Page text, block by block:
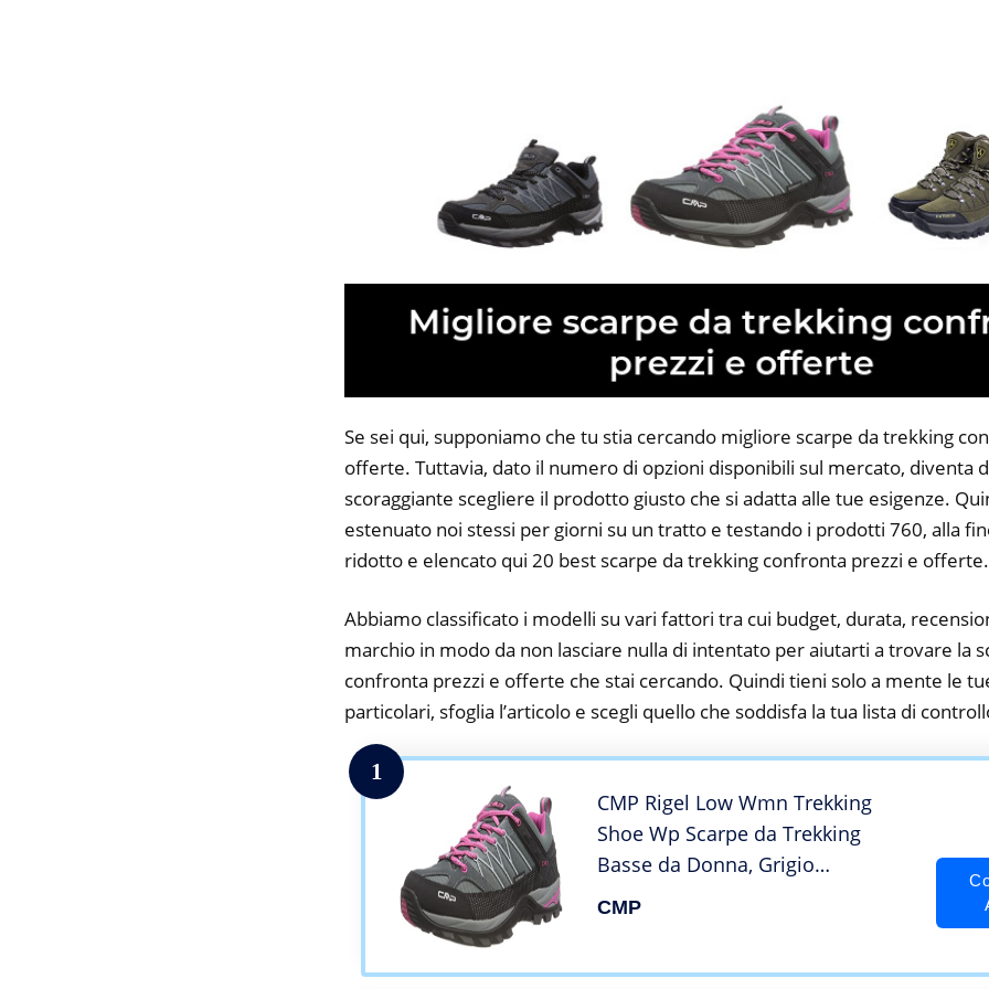
Se sei qui, supponiamo che tu stia cercando migliore scarpe da trekking
offerte. Tuttavia, dato il numero di opzioni disponibili sul mercato, diventa
scoraggiante scegliere il prodotto giusto che si adatta alle tue esigenze.
estenuato noi stessi per giorni su un tratto e testando i prodotti 760, alla
ridotto e elencato qui 20 best scarpe da trekking confronta prezzi e offerte.
Abbiamo classificato i modelli su vari fattori tra cui budget, durata,
marchio in modo da non lasciare nulla di intentato per aiutarti a trovare la
confronta prezzi e offerte che stai cercando. Quindi tieni solo a mente le
particolari, sfoglia l’articolo e scegli quello che soddisfa la tua lista di
1
CMP Rigel Low Wmn Trekking
Shoe Wp Scarpe da Trekking
Basse da Donna, Grigio
(Grey/Fuxia/Ice), 39 EU
CMP